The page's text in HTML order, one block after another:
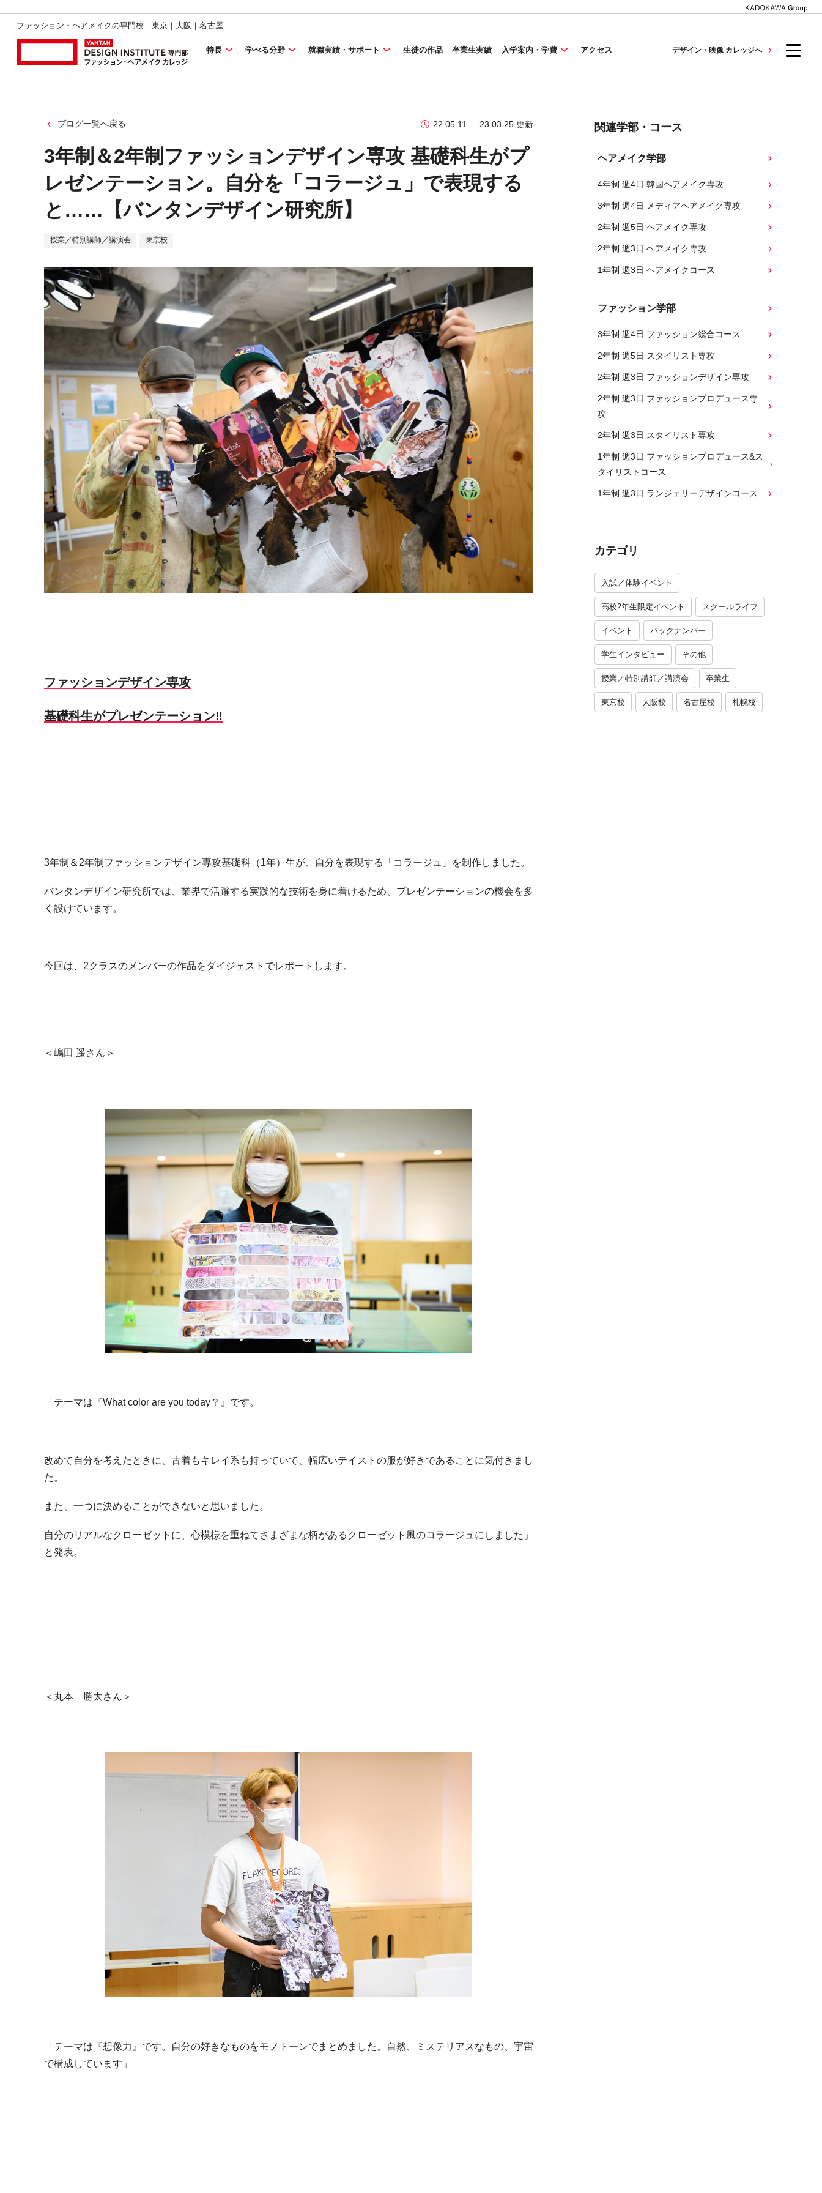
ファッション・ヘアメイクの専門校 東京｜大阪｜名古屋
特長 学べる分野 就職実績・サポート 生徒の作品 卒業生実績 入学案内・学費 アクセス デザイン・映像 カレッジへ
ブログ一覧へ戻る 22.05.11 23.03.25 更新
3年制＆2年制ファッションデザイン専攻 基礎科生がプ
レゼンテーション。自分を「コラージュ」で表現する
と……【バンタンデザイン研究所】
授業／特別講師／講演会 東京校
ファッションデザイン専攻
基礎科生がプレゼンテーション‼
3年制＆2年制ファッションデザイン専攻基礎科（1年）生が、自分を表現する「コラージュ」を制作しました。
バンタンデザイン研究所では、業界で活躍する実践的な技術を身に着けるため、プレゼンテーションの機会を多
く設けています。
今回は、2クラスのメンバーの作品をダイジェストでレポートします。
＜嶋田 遥さん＞
「テーマは『What color are you today？』です。
改めて自分を考えたときに、古着もキレイ系も持っていて、幅広いテイストの服が好きであることに気付きまし
た。
また、一つに決めることができないと思いました。
自分のリアルなクローゼットに、心模様を重ねてさまざまな柄があるクローゼット風のコラージュにしました」
と発表。
＜丸本 勝太さん＞
「テーマは『想像力』です。自分の好きなものをモノトーンでまとめました。自然、ミステリアスなもの、宇宙
で構成しています」
関連学部・コース
ヘアメイク学部
4年制 週4日 韓国ヘアメイク専攻
3年制 週4日 メディアヘアメイク専攻
2年制 週5日 ヘアメイク専攻
2年制 週3日 ヘアメイク専攻
1年制 週3日 ヘアメイクコース
ファッション学部
3年制 週4日 ファッション総合コース
2年制 週5日 スタイリスト専攻
2年制 週3日 ファッションデザイン専攻
2年制 週3日 ファッションプロデュース専
攻
2年制 週3日 スタイリスト専攻
1年制 週3日 ファッションプロデュース&ス
タイリストコース
1年制 週3日 ランジェリーデザインコース
カテゴリ
入試／体験イベント
高校2年生限定イベント スクールライフ
イベント バックナンバー
学生インタビュー その他
授業／特別講師／講演会 卒業生
東京校 大阪校 名古屋校 札幌校